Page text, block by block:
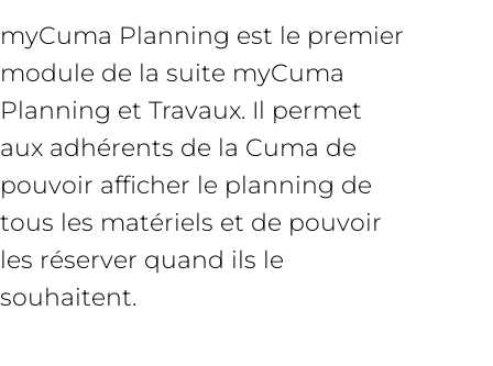
myCuma Planning est le premier
module de la suite myCuma
Planning et Travaux. Il permet
aux adhérents de la Cuma de
pouvoir afficher le planning de
tous les matériels et de pouvoir
les réserver quand ils le
souhaitent.